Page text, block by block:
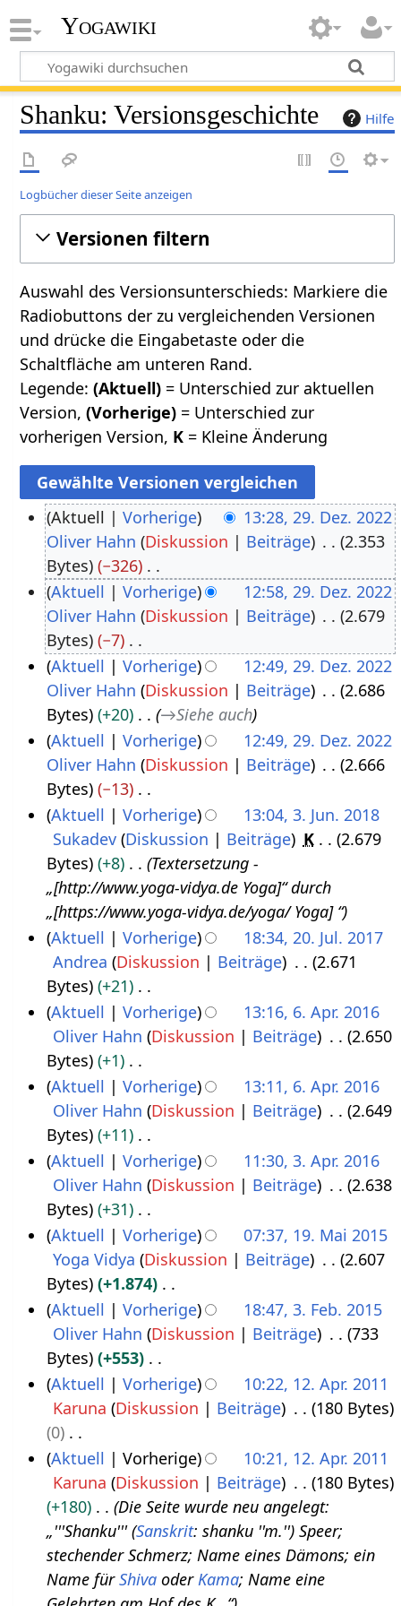
Yogawiki
Hilfe
Shanku: Versionsgeschichte
Logbücher dieser Seite anzeigen
Versionen filtern
Auswahl des Versionsunterschieds: Markiere die
Radiobuttons der zu vergleichenden Versionen
und drücke die Eingabetaste oder die
Schaltfläche am unteren Rand.
Legende:(Aktuell) = Unterschied zur aktuellen
Version,(Vorherige) = Unterschied zur
vorherigen Version, K = Kleine Änderung
z
b
2
Aktuell Vorherige
13:28, 29. Dez. 2022
Oliver Hahn Diskussion Beiträge
2.353
Bytes
−326
K
e
i
n
e
B
e
a
r
b
e
i
u
n
g
s
u
a
m
m
e
n
a
s
u
n
g
Aktuell Vorherige
12:58, 29. Dez. 2022
Oliver Hahn Diskussion Beiträge
2.679
Bytes
−7
K
e
i
n
e
B
e
a
r
i
t
u
n
g
s
u
a
m
m
e
n
a
s
u
n
g
Aktuell Vorherige
12:49, 29. Dez. 2022
Oliver Hahn Diskussion Beiträge
2.686
Bytes
+20 →Siehe auch
Aktuell
Vorherige
12:49, 29. Dez. 2022
Oliver Hahn Diskussion Beiträge
2.666
Bytes
−13
K
i
B
a
r
b
e
i
t
u
n
g
s
u
a
m
m
e
n
a
s
u
n
g
n
0
Aktuell Vorherige
13:04, 3. Jun. 2018
Sukadev Diskussion Beiträge K
2.679
Bytes
+8
Textersetzung -
„[http://www.yoga-vidya.de Yoga]“ durch
„[https://www.yoga-vidya.de/yoga/ Yoga] “
0
Aktuell Vorherige
18:34, 20. Jul. 2017
Andrea Diskussion Beiträge
2.671
Bytes
+21
K
i
n
B
e
a
r
b
e
i
t
u
n
s
u
s
a
m
m
e
n
A
0
Aktuell Vorherige
13:16, 6. Apr. 2016
Oliver Hahn Diskussion Beiträge
2.650
Bytes
+1
K
i
n
B
e
a
r
b
e
i
t
u
n
g
s
u
s
a
m
Aktuell Vorherige
13:11, 6. Apr. 2016
Oliver Hahn Diskussion Beiträge
2.649
Bytes
+11
K
i
n
e
B
e
a
r
b
e
i
t
u
n
g
s
z
u
A
0
Aktuell Vorherige
11:30, 3. Apr. 2016
Oliver Hahn Diskussion Beiträge
2.638
Bytes
+31
K
e
i
n
B
e
a
r
b
e
i
t
n
g
1
Aktuell Vorherige
07:37, 19. Mai 2015
Yoga Vidya Diskussion Beiträge
2.607
Bytes
+1.874
K
i
n
B
e
a
r
e
i
t
F
Aktuell Vorherige
18:47, 3. Feb. 2015
Oliver Hahn Diskussion Beiträge
733
Bytes
+553
K
i
n
B
a
r
b
Aktuell Vorherige
10:22, 12. Apr. 2011
Karuna Diskussion Beiträge
180 Bytes
0
K
i
e
B
e
Aktuell Vorherige
10:21, 12. Apr. 2011
Karuna Diskussion Beiträge
180 Bytes
+180
Die Seite wurde neu angelegt:
„'''Shanku''' (Sanskrit: shanku ''m.'') Speer;
stechender Schmerz; Name eines Dämons; ein
Name fürShivaoder Kama; Name eine